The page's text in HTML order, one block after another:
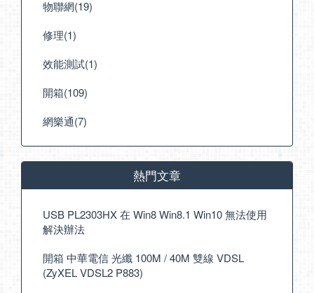
物聯網(19)
修理(1)
效能測試(1)
開箱(109)
網樂通(7)
熱門文章
USB PL2303HX 在 Win8 Win8.1 Win10 無法使用
解決辦法
開箱 中華電信 光纖 100M / 40M 雙線 VDSL
(ZyXEL VDSL2 P883)